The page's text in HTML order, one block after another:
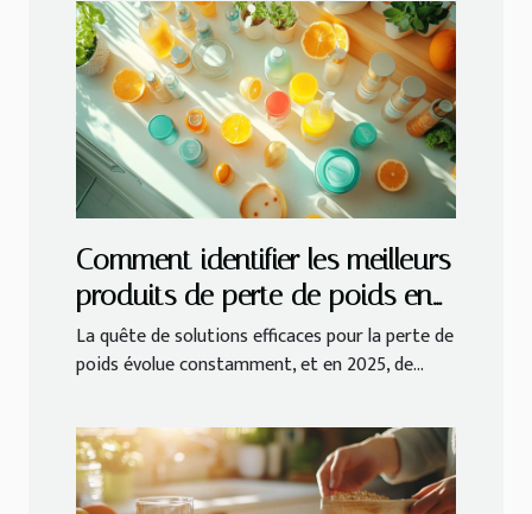
Comment identifier les meilleurs
produits de perte de poids en
2025 ?
La quête de solutions efficaces pour la perte de
poids évolue constamment, et en 2025, de...